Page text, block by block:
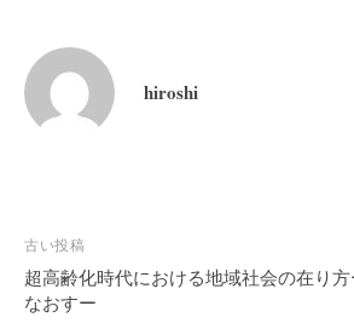
hiroshi
投
稿
ナ
古い投稿
超高齢化時代における地域社会の在り
なおすー